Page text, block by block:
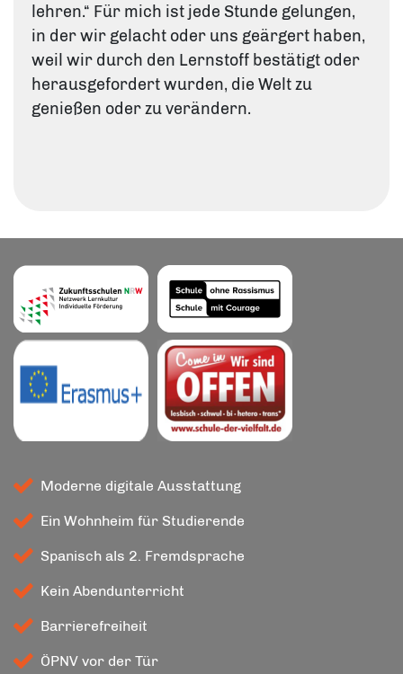
lehren.“ Für mich ist jede Stunde gelungen,
in der wir gelacht oder uns geärgert haben,
weil wir durch den Lernstoff bestätigt oder
herausgefordert wurden, die Welt zu
genießen oder zu verändern.
Moderne digitale Ausstattung
Ein Wohnheim für Studierende
Spanisch als 2. Fremdsprache
Kein Abendunterricht
Barrierefreiheit
ÖPNV vor der Tür